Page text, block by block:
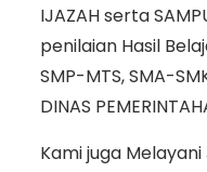
IJAZAH serta
penilaian Hasil
SMP-MTS, SMA-
DINAS
Kami juga